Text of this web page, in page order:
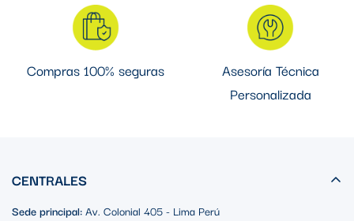
Compras 100% seguras
Asesoría Técnica
Personalizada
CENTRALES
Sede principal:Av. Colonial 405 - Lima Perú